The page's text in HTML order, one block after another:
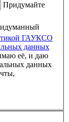
Придумайте
ГАУКСО
данных
данных